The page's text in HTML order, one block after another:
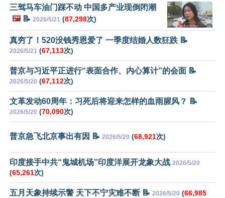
三驾马车油门踩不动 中国多产业现倒闭潮
🖼️📝 2026/5/21 (87,298次)
真穷了！520没钱秀恩爱了 一季度结婚人数狂跌 📝
2026/5/21 (67,113次)
普京与习近平正进行“表面合作、内心算计”的会面 📝
2026/5/20 (67,112次)
文革发动60周年：习死后将迎来怎样的血雨腥风？ 📝
2026/5/20 (70,090次)
普京急飞北京事出有因 📝 2026/5/20 (68,921次)
印度接手中共“鬼城机场”印度洋展开龙象大战 2026/5/20
(65,261次)
五月天象持续示警 天下不宁灾难不断 📝 2026/5/20 (66,985